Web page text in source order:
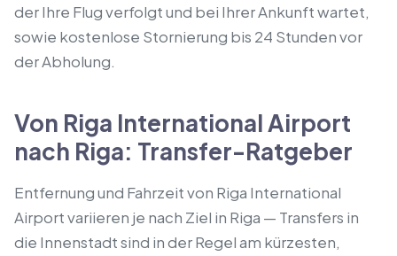
der Ihre Flug verfolgt und bei Ihrer Ankunft wartet,
sowie kostenlose Stornierung bis 24 Stunden vor
der Abholung.
Von Riga International Airport
nach Riga: Transfer-Ratgeber
Entfernung und Fahrzeit von Riga International
Airport variieren je nach Ziel in Riga — Transfers in
die Innenstadt sind in der Regel am kürzesten,